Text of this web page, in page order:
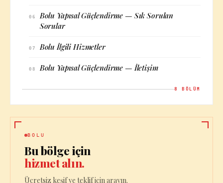
06
Bolu Yapısal Güçlendirme — Sık Sorulan
Sorular
07 Bolu İlgili Hizmetler
08 Bolu Yapısal Güçlendirme — İletişim
8 BÖLÜM
BOLU
Bu bölge için
hizmet alın.
Ücretsiz keşif ve teklif için arayın.